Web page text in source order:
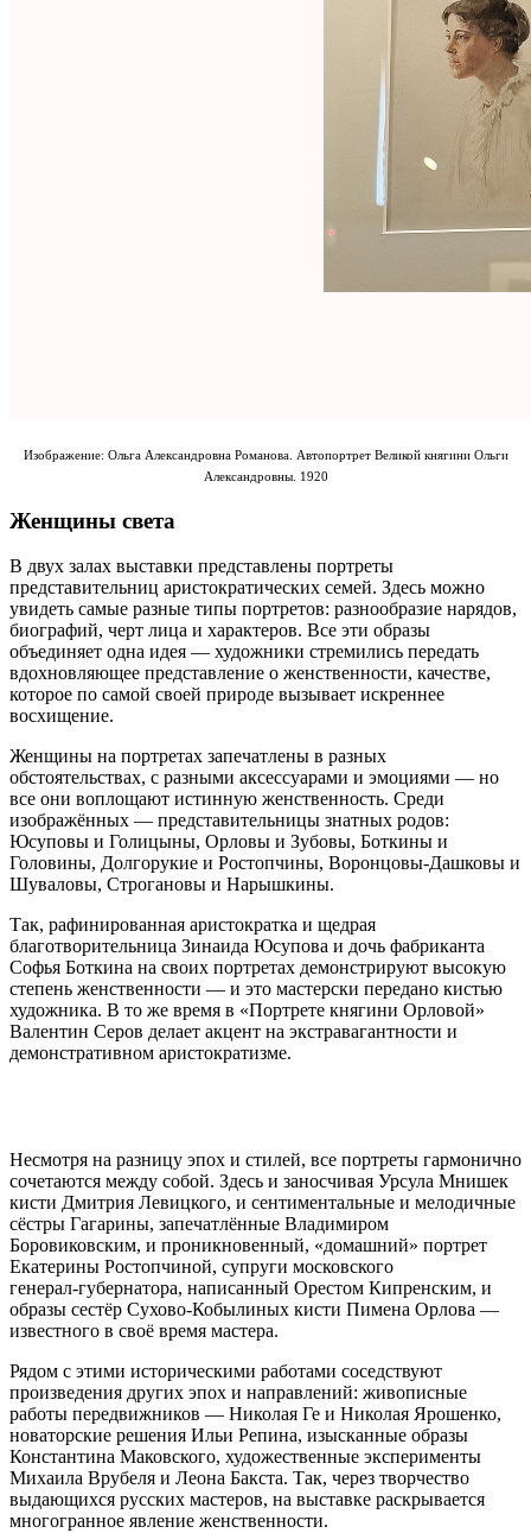
Изображение: Ольга Александровна Романова. Автопортрет Великой княгини Ольги
Александровны. 1920
Женщины света
В двух залах выставки представлены портреты
представительниц аристократических семей. Здесь можно
увидеть самые разные типы портретов: разнообразие нарядов,
биографий, черт лица и характеров. Все эти образы
объединяет одна идея — художники стремились передать
вдохновляющее представление о женственности, качестве,
которое по самой своей природе вызывает искреннее
восхищение.
Женщины на портретах запечатлены в разных
обстоятельствах, с разными аксессуарами и эмоциями — но
все они воплощают истинную женственность. Среди
изображённых — представительницы знатных родов:
Юсуповы и Голицыны, Орловы и Зубовы, Боткины и
Головины, Долгорукие и Ростопчины, Воронцовы‑Дашковы и
Шуваловы, Строгановы и Нарышкины.
Так, рафинированная аристократка и щедрая
благотворительница Зинаида Юсупова и дочь фабриканта
Софья Боткина на своих портретах демонстрируют высокую
степень женственности — и это мастерски передано кистью
художника. В то же время в «Портрете княгини Орловой»
Валентин Серов делает акцент на экстравагантности и
демонстративном аристократизме.
Несмотря на разницу эпох и стилей, все портреты гармонично
сочетаются между собой. Здесь и заносчивая Урсула Мнишек
кисти Дмитрия Левицкого, и сентиментальные и мелодичные
сёстры Гагарины, запечатлённые Владимиром
Боровиковским, и проникновенный, «домашний» портрет
Екатерины Ростопчиной, супруги московского
генерал‑губернатора, написанный Орестом Кипренским, и
образы сестёр Сухово‑Кобылиных кисти Пимена Орлова —
известного в своё время мастера.
Рядом с этими историческими работами соседствуют
произведения других эпох и направлений: живописные
работы передвижников — Николая Ге и Николая Ярошенко,
новаторские решения Ильи Репина, изысканные образы
Константина Маковского, художественные эксперименты
Михаила Врубеля и Леона Бакста. Так, через творчество
выдающихся русских мастеров, на выставке раскрывается
многогранное явление женственности.